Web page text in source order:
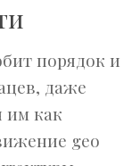
порядок и
даже
им как
geo